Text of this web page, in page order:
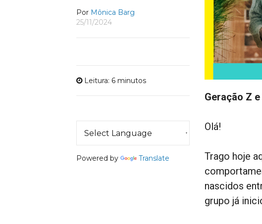
Por Mônica Barg
25/11/2024
Leitura: 6 minutos
Powered by Translate
Geração Z
Olá!
Trago hoje
nascidos
grupo já